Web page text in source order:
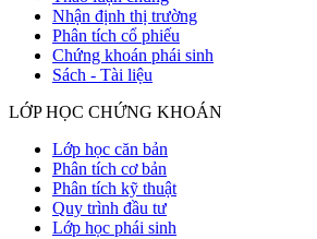
Nhận định thị trường
Phân tích cổ phiếu
Chứng khoán phái sinh
Sách - Tài liệu
LỚP HỌC CHỨNG KHOÁN
Lớp học căn bản
Phân tích cơ bản
Phân tích kỹ thuật
Quy trình đầu tư
Lớp học phái sinh